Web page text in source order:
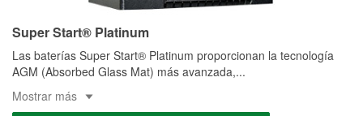
Super Start® Platinum
Las baterías Super Start® Platinum proporcionan la tecnología
AGM (Absorbed Glass Mat) más avanzada,...
Mostrar más